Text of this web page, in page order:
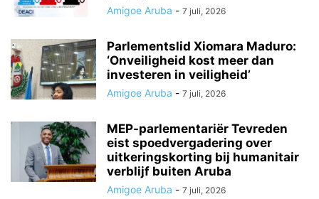
Amigoe Aruba - 7 juli, 2026
Parlementslid Xiomara Maduro:
‘Onveiligheid kost meer dan
investeren in veiligheid’
Amigoe Aruba - 7 juli, 2026
MEP-parlementariër Tevreden
eist spoedvergadering over
uitkeringskorting bij humanitair
verblijf buiten Aruba
Amigoe Aruba - 7 juli, 2026